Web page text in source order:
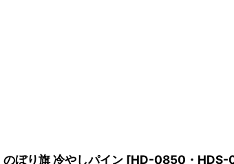
のぼり旗 冷やしパイン [HD-0850・HDS-